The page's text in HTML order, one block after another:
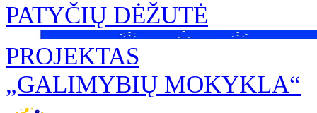
PATYČIŲ DĖŽUTĖ
PROJEKTAS
„GALIMYBIŲ MOKYKLA“